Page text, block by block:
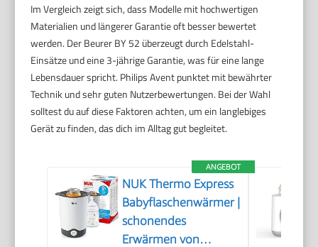
Im Vergleich zeigt sich, dass Modelle mit hochwertigen
Materialien und längerer Garantie oft besser bewertet
werden. Der Beurer BY 52 überzeugt durch Edelstahl-
Einsätze und eine 3-jährige Garantie, was für eine lange
Lebensdauer spricht. Philips Avent punktet mit bewährter
Technik und sehr guten Nutzerbewertungen. Bei der Wahl
solltest du auf diese Faktoren achten, um ein langlebiges
Gerät zu finden, das dich im Alltag gut begleitet.
ANGEBOT
NUK Thermo Express
Babyflaschenwärmer |
schonendes
Erwärmen von